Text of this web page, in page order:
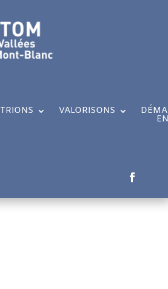
TRIONS VALORISONS